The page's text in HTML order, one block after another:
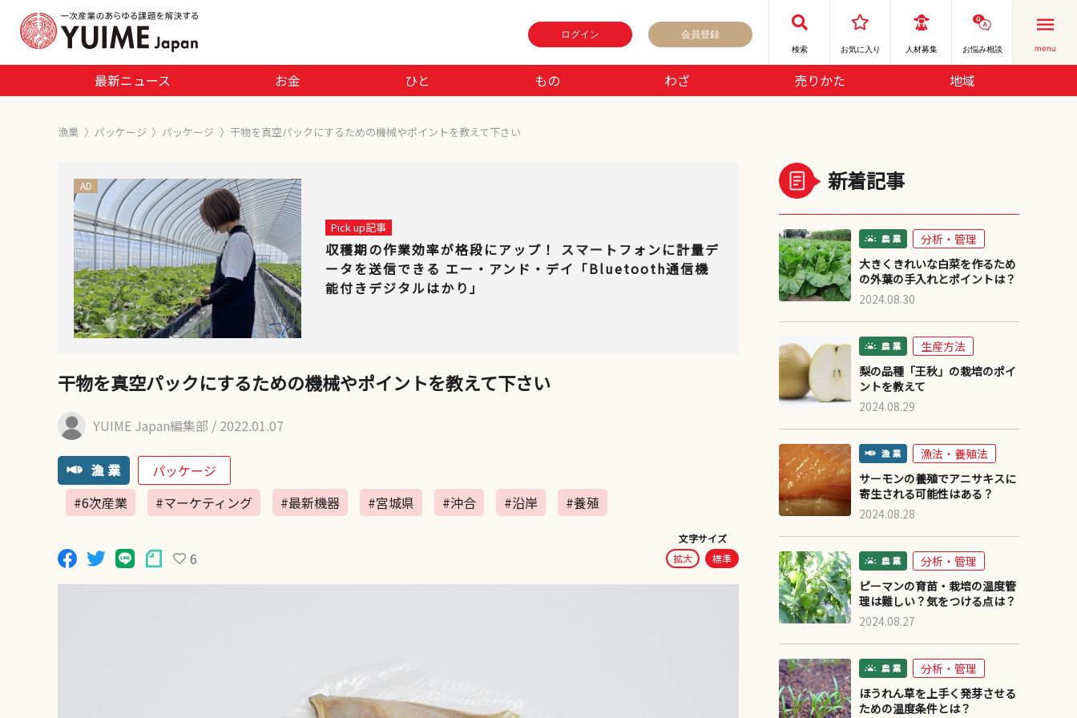
ログイン 会員登録
検索 お気に⼊り 人材募集 お悩み相談 menu
最新ニュース お金 ひと もの わざ 売りかた 地域
漁業 〉 パッケージ 〉 パッケージ 〉 干物を真空パックにするための機械やポイントを教えて下さい
AD
Pick up記事
収穫期の作業効率が格段にアップ！ スマートフォンに計量デ
ータを送信できる エー・アンド・デイ「Bluetooth通信機
能付きデジタルはかり」
干物を真空パックにするための機械やポイントを教えて下さい
YUIME Japan編集部 / 2022.01.07
パッケージ
#6次産業
#マーケティング #最新機器 #宮城県 #沖合 #沿岸 #養殖
6
文字サイズ
拡大
標準
新着記事
分析・管理
大きくきれいな白菜を作るため
の外葉の手入れとポイントは？
2024.08.30
生産方法
梨の品種「王秋」の栽培のポイ
ントを教えて
2024.08.29
漁法・養殖法
サーモンの養殖でアニサキスに
寄生される可能性はある？
2024.08.28
分析・管理
ピーマンの育苗・栽培の温度管
理は難しい？気をつける点は？
2024.08.27
分析・管理
ほうれん草を上手く発芽させる
ための温度条件とは？